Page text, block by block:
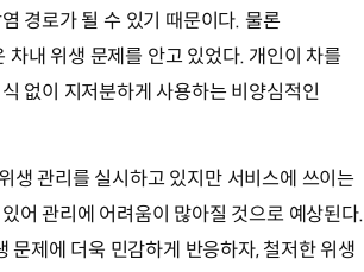
경로가 될 수 있기 때문이다. 물론
내 위생 문제를 안고 있었다. 개인이 차를
없이 지저분하게 사용하는 비양심적인
생 관리를 실시하고 있지만 서비스에 쓰이는
어 관리에 어려움이 많아질 것으로 예상된다.
제에 더욱 민감하게 반응하자, 철저한 위생